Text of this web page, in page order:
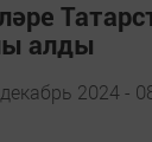
алды
2024 -